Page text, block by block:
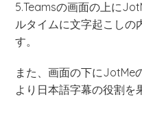
5.Teamsの画面の上に
ルタイムに文字起こしの
す。
また、画面の下にJotMe
より日本語字幕の役割を